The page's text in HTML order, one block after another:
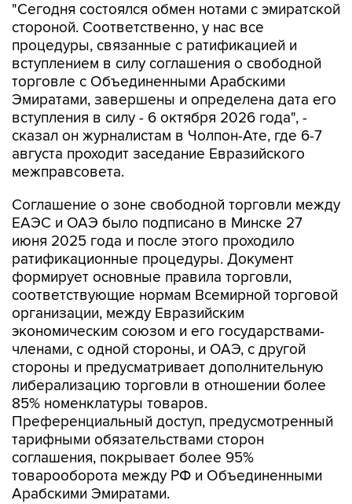
"Сегодня состоялся обмен нотами с эмиратской
стороной. Соответственно, у нас все
процедуры, связанные с ратификацией и
вступлением в силу соглашения о свободной
торговле с Объединенными Арабскими
Эмиратами, завершены и определена дата его
вступления в силу - 6 октября 2026 года", -
сказал он журналистам в Чолпон-Ате, где 6-7
августа проходит заседание Евразийского
межправсовета.
Соглашение о зоне свободной торговли между
ЕАЭС и ОАЭ было подписано в Минске 27
июня 2025 года и после этого проходило
ратификационные процедуры. Документ
формирует основные правила торговли,
соответствующие нормам Всемирной торговой
организации, между Евразийским
экономическим союзом и его государствами-
членами, с одной стороны, и ОАЭ, с другой
стороны и предусматривает дополнительную
либерализацию торговли в отношении более
85% номенклатуры товаров.
Преференциальный доступ, предусмотренный
тарифными обязательствами сторон
соглашения, покрывает более 95%
товарооборота между РФ и Объединенными
Арабскими Эмиратами.